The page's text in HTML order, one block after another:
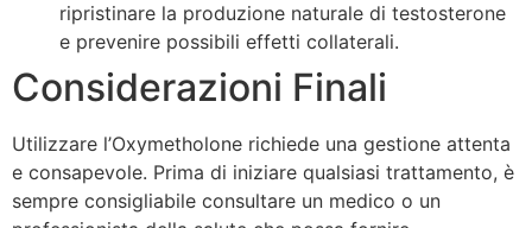
ripristinare la produzione naturale di testosterone
e prevenire possibili effetti collaterali.
Considerazioni Finali
Utilizzare l’Oxymetholone richiede una gestione attenta
e consapevole. Prima di iniziare qualsiasi trattamento, è
sempre consigliabile consultare un medico o un